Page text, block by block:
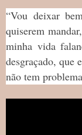
“Vou deixar
quiserem
minha vida
desgraçado, que
não tem